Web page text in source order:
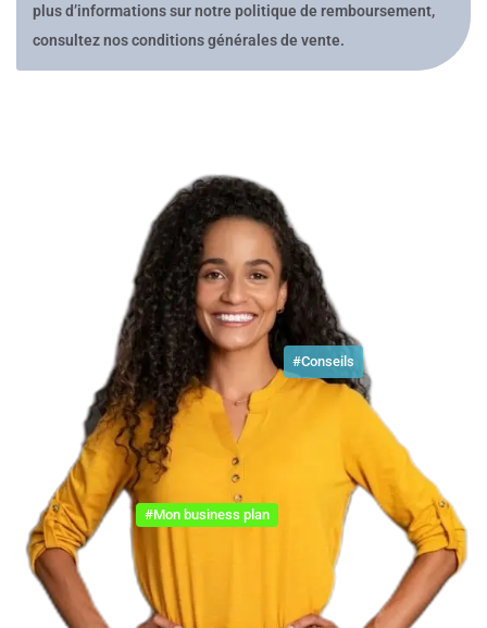
plus d’informations sur notre politique de remboursement,
consultez nosconditions générales de vente.
#Conseils
#Mon business plan